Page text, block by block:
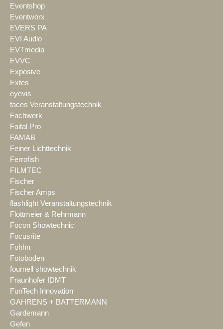
Eventshop
Eventworx
EVERS PA
EVI Audio
EVTmedia
EVVC
Exposive
Extes
eyevis
faces Veranstaltungstechnik
Fachwerk
Faital Pro
FAMAB
Feiner Lichttechnik
Ferrofish
FILMTEC
Fischer
Fischer Amps
flashlight Veranstaltungstechnik
Flottmeier & Rehrmann
Focon Showtechnic
Focusrite
Fohhn
Fotoboden
fournell showtechnik
Fraunhofer IDMT
FunTech Innovation
GAHRENS + BATTERMANN
Gardemann
Gefen